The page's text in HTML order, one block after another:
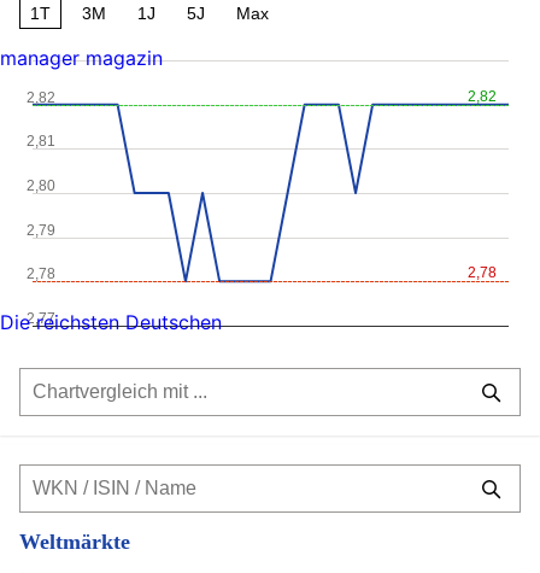
1T 3M 1J 5J Max
2,82
2,78
2,78
2,80
2,82
2,77
2,79
2,81
Weltmärkte
manager magazin
Die reichsten Deutschen